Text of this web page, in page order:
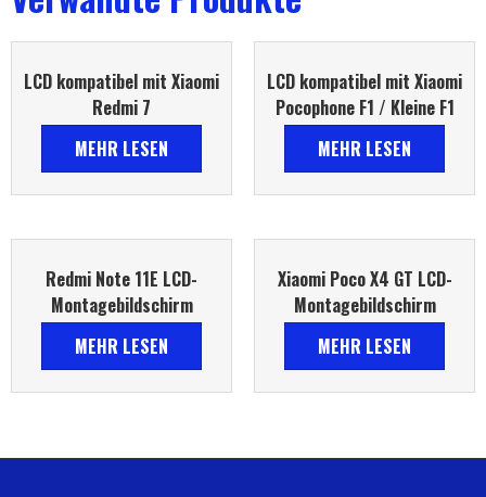
LCD kompatibel mit Xiaomi
Redmi 7
MEHR LESEN
LCD kompatibel mit Xiaomi
Pocophone F1 / Kleine F1
MEHR LESEN
Redmi Note 11E LCD-
Montagebildschirm
MEHR LESEN
Xiaomi Poco X4 GT LCD-
Montagebildschirm
MEHR LESEN